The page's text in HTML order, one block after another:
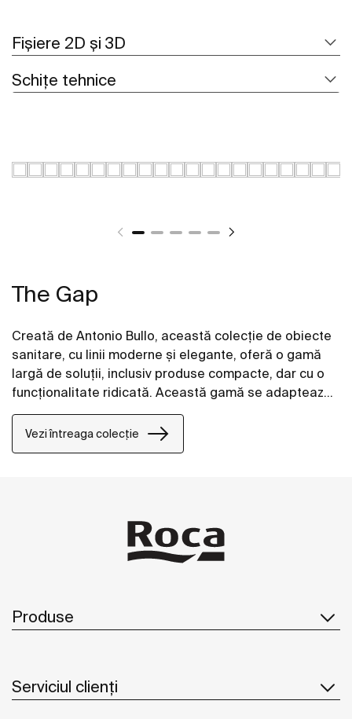
Fișiere 2D și 3D
Schițe tehnice
The Gap
Creată de Antonio Bullo, această colecție de obiecte
sanitare, cu linii moderne și elegante, oferă o gamă
largă de soluții, inclusiv produse compacte, dar cu o
funcţionalitate ridicată. Această gamă se adaptează
tuturor nevoilor şi vă permite să optimizaţi spaţiul din
baie.
Vezi întreaga colecție
Produse
Serviciul clienți